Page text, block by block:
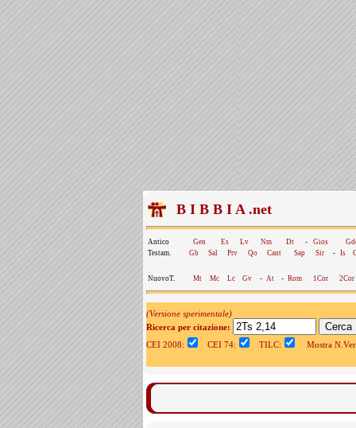
B I B B I A .net
Antico Gen Es Lv Nm Dt - Gios
Testam.
Gb Sal Prv Qo Cant Sap Sir - Is
NuovoT. Mt Mc Lc Gv - At - Rom 1Cor 2Cor
(Versione sperimentale)
Ricerca per citazione:
CEI 2008:
CEI 74: TILC: Mostra